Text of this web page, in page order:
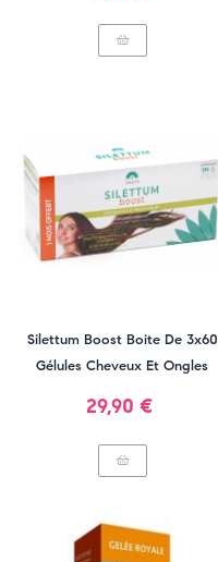
Silettum Boost Boite De 3x60
Gélules Cheveux Et Ongles
Prix
29,90 €